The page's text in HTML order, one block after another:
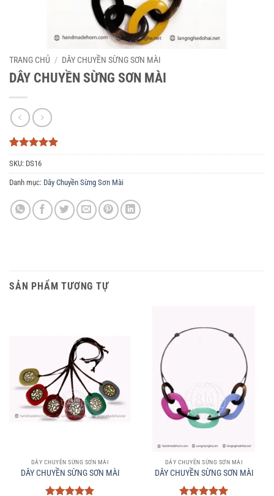
TRANG CHỦ / DÂY CHUYỀN SỪNG SƠN MÀI
DÂY CHUYỀN SỪNG SƠN MÀI
5trên 5
dựa trên
3
đánh giá
SKU: DS16
Danh mục: Dây Chuyền Sừng Sơn Mài
SẢN PHẨM TƯƠNG TỰ
DÂY CHUYỀN SỪNG SƠN MÀI
DÂY CHUYỀN SỪNG SƠN MÀI
DÂY CHUYỀN SỪNG SƠN MÀI
DÂY CHUYỀN SỪNG SƠN MÀI